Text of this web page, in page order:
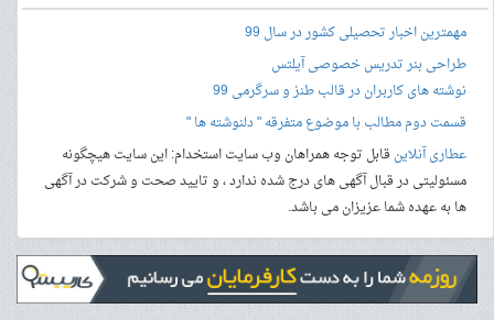
مهمترین اخبار تحصیلی کشور در سال 99
طراحی بنرتدریس خصوصی آیلتس
نوشته های کاربران در قالب طنز و سرگرمی 99
قسمت دوم مطالب با موضوع متفرقه " دلنوشته ها "
عطاری آنلاینقابل توجه همراهان وب سایت استخدام: این سایت هیچگونه
مسئولیتی در قبال آگهی های درج شده ندارد ، و تایید صحت و شرکت در آگهی
ها به عهده شما عزیزان می باشد.